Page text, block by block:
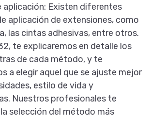
aplicación: Existen diferentes
aplicación de extensiones, como
las cintas adhesivas, entre otros.
te explicaremos en detalle los
de cada método, y te
a elegir aquel que se ajuste mejor
estilo de vida y
Nuestros profesionales te
selección del método más